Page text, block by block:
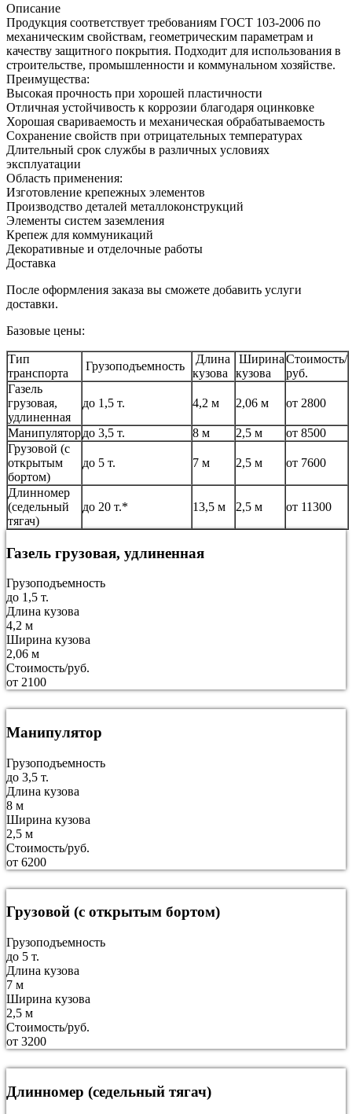
Описание
Продукция соответствует требованиям ГОСТ 103-2006 по
механическим свойствам, геометрическим параметрам и
качеству защитного покрытия. Подходит для использования в
строительстве, промышленности и коммунальном хозяйстве.
Преимущества:
Высокая прочность при хорошей пластичности
Отличная устойчивость к коррозии благодаря оцинковке
Хорошая свариваемость и механическая обрабатываемость
Сохранение свойств при отрицательных температурах
Длительный срок службы в различных условиях
эксплуатации
Область применения:
Изготовление крепежных элементов
Производство деталей металлоконструкций
Элементы систем заземления
Крепеж для коммуникаций
Декоративные и отделочные работы
Доставка
После оформления заказа вы сможете добавить услуги
доставки.
Базовые цены:
Тип
транспорта
Грузоподъемность
Длина
кузова
Ширина
кузова
Стоимость/
руб.
Газель
грузовая,
удлиненная
до 1,5 т. 4,2 м 2,06 м от 2800
Манипулятордо 3,5 т. 8 м 2,5 м
от 8500
Грузовой (с
открытым
бортом)
до 5 т. 7 м 2,5 м от 7600
Длинномер
(седельный
тягач)
до 20 т.* 13,5 м 2,5 м от 11300
Газель грузовая, удлиненная
Грузоподъемность
до 1,5 т.
Длина кузова
4,2 м
Ширина кузова
2,06 м
Стоимость/руб.
от 2100
Манипулятор
Грузоподъемность
до 3,5 т.
Длина кузова
8 м
Ширина кузова
2,5 м
Стоимость/руб.
от 6200
Грузовой (с открытым бортом)
Грузоподъемность
до 5 т.
Длина кузова
7 м
Ширина кузова
2,5 м
Стоимость/руб.
от 3200
Длинномер (седельный тягач)